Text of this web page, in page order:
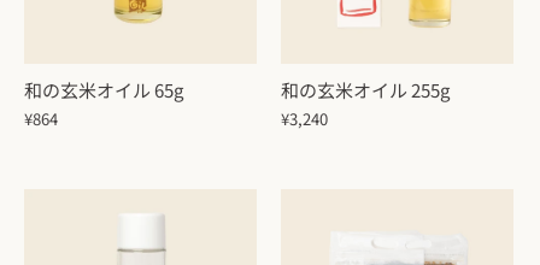
和の玄米オイル 65g
¥864
和の玄米オイル 255g
¥3,240